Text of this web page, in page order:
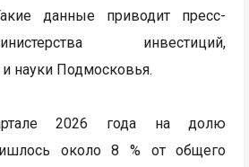
данные приводит пресс-
инвестиций,
науки Подмосковья.
2026 года на долю
около 8 % от общего